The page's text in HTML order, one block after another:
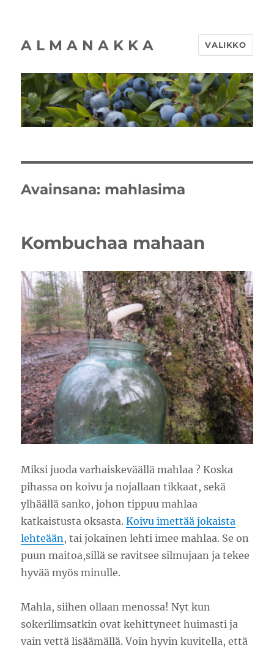
A L M A N A K K A VALIKKO
Avainsana: mahlasima
Kombuchaa mahaan
Miksi juoda varhaiskeväällä mahlaa ? Koska
pihassa on koivu ja nojallaan tikkaat, sekä
ylhäällä sanko, johon tippuu mahlaa
katkaistusta oksasta.Koivu imettää jokaista
lehteään , tai jokainen lehti imee mahlaa. Se on
puun maitoa,sillä se ravitsee silmujaan ja tekee
hyvää myös minulle.
Mahla, siihen ollaan menossa! Nyt kun
sokerilimsatkin ovat kehittyneet huimasti ja
vain vettä lisäämällä. Voin hyvin kuvitella, että